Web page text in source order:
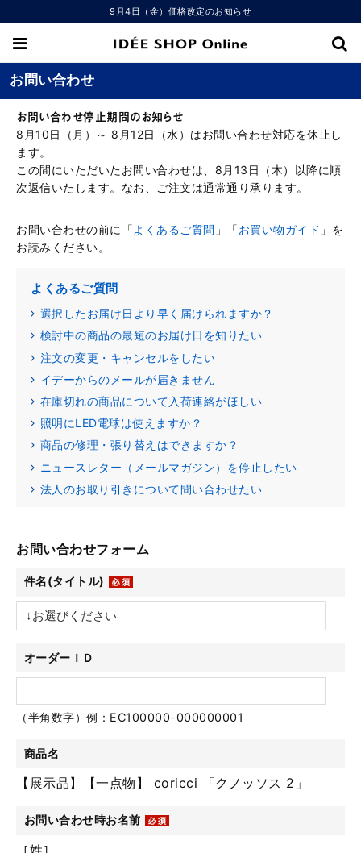
9月4日（金）価格改定のお知らせ
お問い合わせ
お問い合わせ停止期間のお知らせ
8月10日（月）～ 8月12日（水）はお問い合わせ対応を休止し
ます。
この間にいただいたお問い合わせは、8月13日（木）以降に順
次返信いたします。なお、ご注文は通常通り承ります。
お問い合わせの前に「よくあるご質問 」「お買い物ガイド 」を
お読みください。
よくあるご質問
選択したお届け日より早く届けられますか？
検討中の商品の最短のお届け日を知りたい
注文の変更・キャンセルをしたい
イデーからのメールが届きません
在庫切れの商品について入荷連絡がほしい
照明にLED電球は使えますか？
商品の修理・張り替えはできますか？
ニュースレター（メールマガジン）を停止したい
法人のお取り引きについて問い合わせたい
お問い合わせフォーム
件名(タイトル)
オーダーＩＤ
（半角数字）例：EC100000-000000001
商品名
【展示品】【一点物】 coricci 「クノッソス 2」
お問い合わせ時お名前